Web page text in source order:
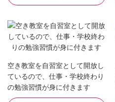
空き教室を自習室として開放し
ているので、仕事・学校終わり
の勉強習慣が身に付きます